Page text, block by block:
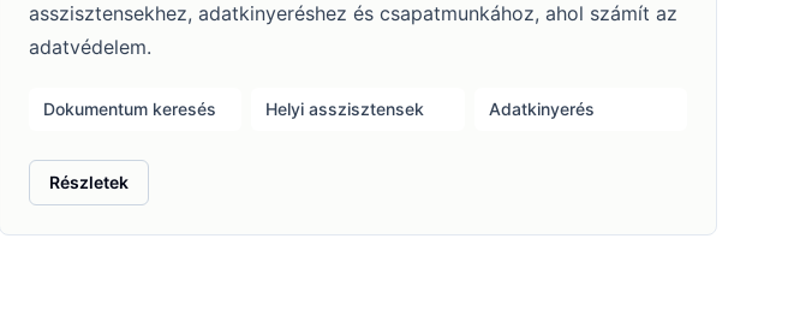
asszisztensekhez, adatkinyeréshez és csapatmunkához, ahol számít az
adatvédelem.
Dokumentum keresés Helyi asszisztensek Adatkinyerés
Részletek
: Helyi AI megoldások